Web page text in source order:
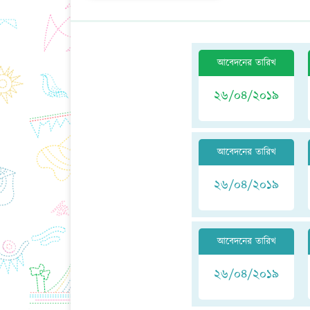
আবেদনের তারিখ
২৬/০৪/২০১৯
আবেদনের তারিখ
২৬/০৪/২০১৯
আবেদনের তারিখ
২৬/০৪/২০১৯